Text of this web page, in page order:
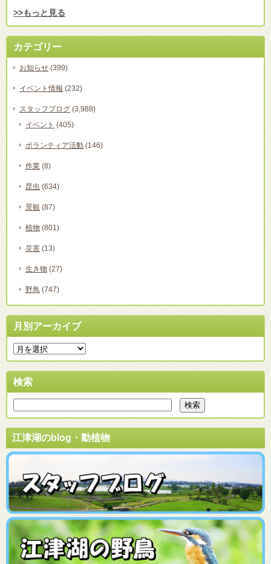
>>もっと見る
カテゴリー
お知らせ (399)
イベント情報 (232)
スタッフブログ (3,988)
イベント (405)
ボランティア活動 (146)
作業 (8)
昆虫 (634)
景観 (87)
植物 (801)
災害 (13)
生き物 (27)
野鳥 (747)
月別アーカイブ
検索
江津湖のblog・動植物